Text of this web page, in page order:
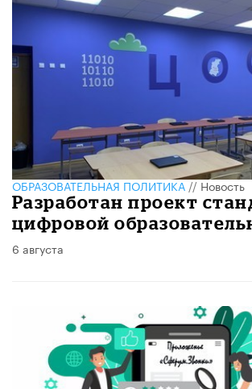
ОБРАЗОВАТЕЛЬНАЯ ПОЛИТИКА//Новость
Разработан проект
цифровой
6 августа